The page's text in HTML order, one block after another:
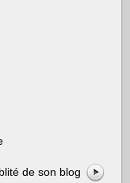
de son blog